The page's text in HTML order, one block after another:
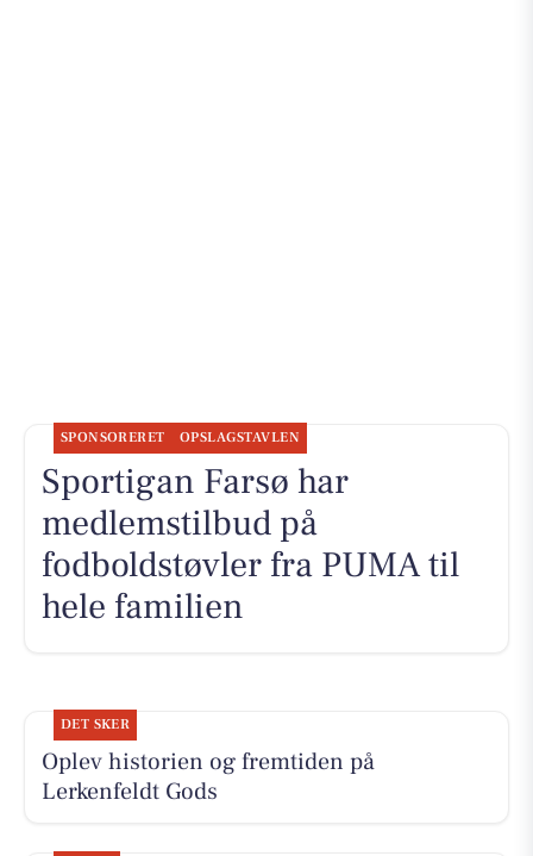
SPONSORERET OPSLAGSTAVLEN
Sportigan Farsø har
medlemstilbud på
fodboldstøvler fra PUMA til
hele familien
DET SKER
Oplev historien og fremtiden på
Lerkenfeldt Gods